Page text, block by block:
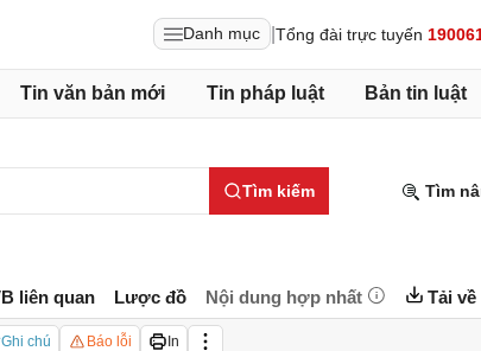
Danh mục Tổng đài trực tuyến
Tin văn bản mới Tin pháp luật Bản tin luật
Tìm kiếm Tìm
liên quan Lược đồ Nội dung hợp nhất Tải về
Ghi chú Báo lỗi In